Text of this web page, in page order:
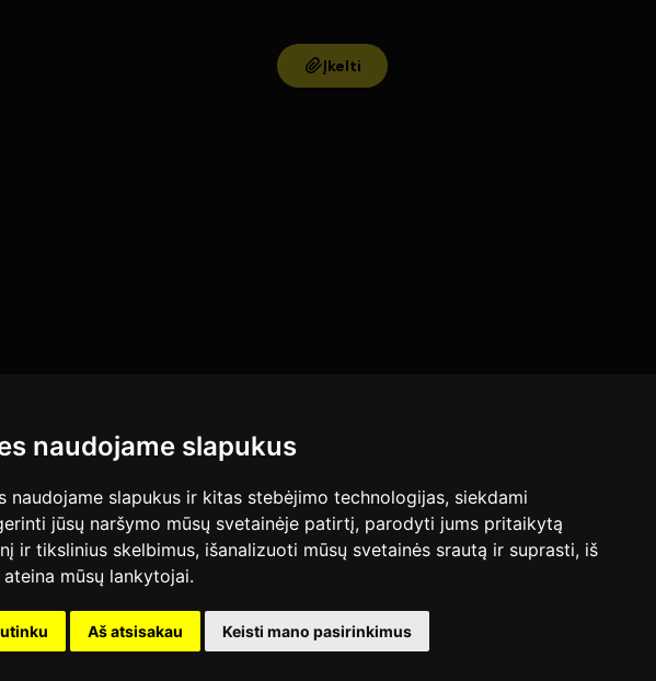
naudojame slapukus
naudojame slapukus ir kitas stebėjimo technologijas, siekdami
jūsų naršymo mūsų svetainėje patirtį, parodyti jums pritaikytą
ir tikslinius skelbimus, išanalizuoti mūsų svetainės srautą ir suprasti, iš
ateina mūsų lankytojai.
Aš atsisakau Keisti mano pasirinkimus
Įkelti